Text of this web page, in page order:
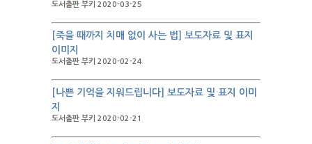
도서출판 부키 2020-03-25
[죽을 때까지 치매 없이 사는 법] 보도자료 및 표지
이미지
도서출판 부키 2020-02-24
[나쁜 기억을 지워드립니다] 보도자료 및 표지 이미
지
도서출판 부키 2020-02-21